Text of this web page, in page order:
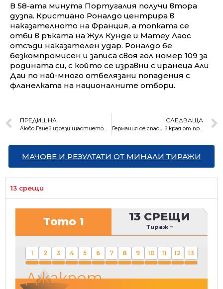
В 58-ата минута Португалия получи втора
дузпа. Кристиано Роналдо центрира в
наказателното на Франция, а топката се
отби в ръката на Жул Кунде и Матеу Лаос
отсъди наказателен удар. Роналдо бе
безкомпромисен и записа своя гол номер 109 за
родината си, с който се изравни с иранеца Али
Даи по най-много отбелязани попадения с
фланелката на националните отбори.
ПРЕДИШНА
Любо Ганев изрази щастието си от успеха на волейболистките
СЛЕДВАЩА
Германия се спаси в края от провал на Евро 2020
МАЧОВЕ И РЕЗУЛТАТИ ОТ МИНАЛИ ТИРАЖИ
13 срещи
Тото 1 13 СРЕЩИ
Тираж –
1 2 3 4 5 6 7 8 9 10 11 12 13
Джакпот